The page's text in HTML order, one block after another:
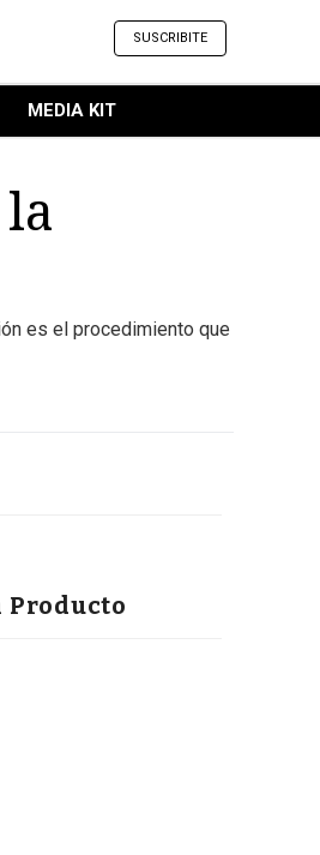
SUSCRIBITE
MEDIA KIT
es el procedimiento que
Producto